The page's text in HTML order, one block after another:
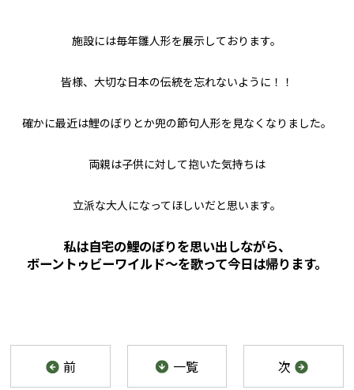
施設には毎年雛人形を展示しております。
皆様、大切な日本の伝統を忘れないように！！
確かに最近は鯉のぼりとか兜の節句人形を見なくなりました。
両親は子供に対して抱いた気持ちは
立派な大人になってほしいだと思います。
私は自宅の鯉のぼりを思い出しながら、
ボーントゥビーワイルド～を歌って今日は帰ります。
前 一覧 次